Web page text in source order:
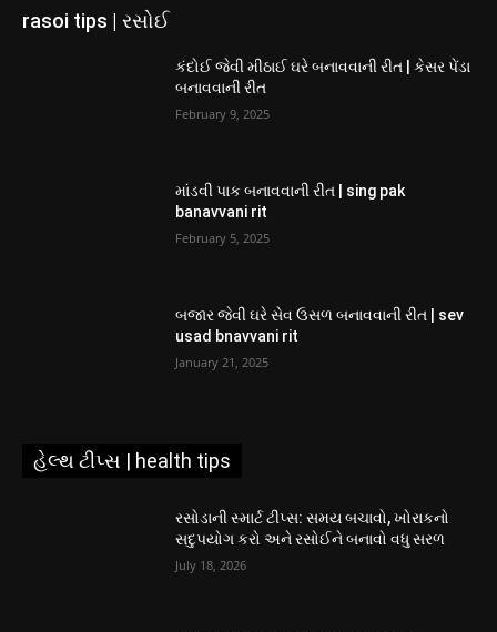
rasoi tips | રસોઈ
કંદોઈ જેવી મીઠાઈ ઘરે બનાવવાની રીત | કેસર પેંડા
બનાવવાની રીત
February 9, 2025
માંડવી પાક બનાવવાની રીત | sing pak
banavvani rit
February 5, 2025
બજાર જેવી ઘરે સેવ ઉસળ બનાવવાની રીત | sev
usad bnavvani rit
January 21, 2025
હેલ્થ ટીપ્સ | health tips
રસોડાની સ્માર્ટ ટીપ્સ: સમય બચાવો, ખોરાકનો
સદુપયોગ કરો અને રસોઈને બનાવો વધુ સરળ
July 18, 2026